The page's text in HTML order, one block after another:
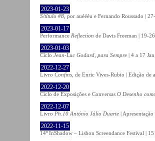
2023-01-23
S/título #8 , por auéééu e Fernando Roussado |
2023-01-17
Performance Reflection de Davis Freeman | 19-
2023-01-03
Ciclo Jean-Luc Godard, para Sempre | 4 a 17
2022-12-27
Livro Confins , de Enric Vives-Rubio | Edição de
2022-12-20
Ciclo de Exposições e Conversas O Desenho
2022-12-07
Livro Ph.10 António Júlio Duarte |
2022-11-15
14º InShadow – Lisbon Screendance Festival |